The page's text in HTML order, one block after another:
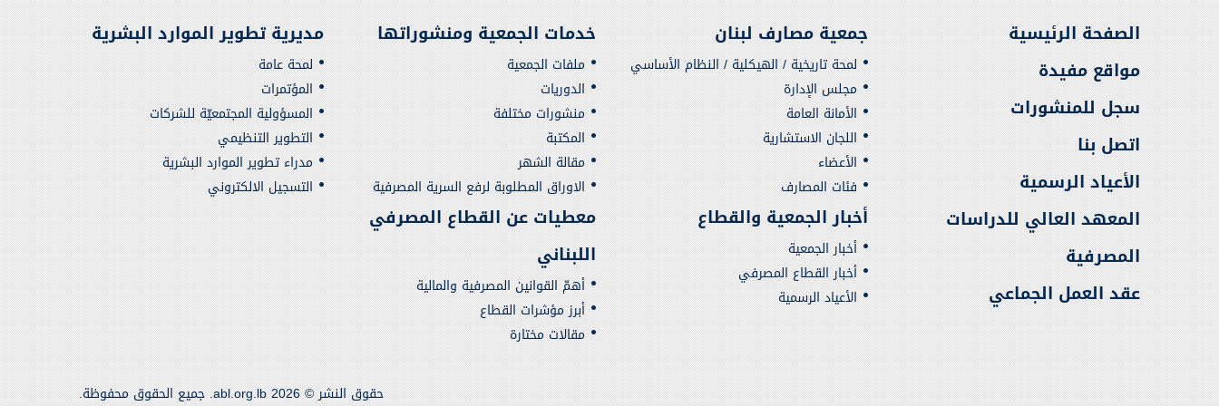
الصفحة الرئيسية
مواقع مفيدة
سجل للمنشورات
اتصل بنا
الأعياد الرسمية
المعهد العالي للدراسات
المصرفية
عقد العمل الجماعي
جمعية مصارف لبنان
لمحة تاريخية / الهيكلية / النظام الأساسي
مجلس الإدارة
الأمانة العامة
اللجان الاستشارية
الأعضاء
فئات المصارف
خدمات الجمعية ومنشوراتها
ملفات الجمعية
الدوريات
منشورات مختلفة
المكتبة
مقالة الشهر
الاوراق المطلوبة لرفع السرية المصرفية
مديرية تطوير الموارد البشرية
لمحة عامة
المؤتمرات
المسؤولية المجتمعيّة للشركات
التطوير التنظيمي
مدراء تطوير الموارد البشرية
التسجيل الالكتروني
أخبار الجمعية والقطاع
أخبار الجمعية
أخبار القطاع المصرفي
الأعياد الرسمية
معطيات عن القطاع المصرفي
اللبناني
أهمّ القوانين المصرفية والمالية
أبرز مؤشرات القطاع
مقالات مختارة
حقوق النشر © 2026 abl.org.lb. جميع الحقوق محفوظة.